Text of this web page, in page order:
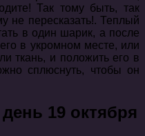
Так тому быть, так
не пересказать!. Теплый
в один шарик, а после
в укромном месте, или
ткань, и положить его в
сплюснуть, чтобы он
19 октября